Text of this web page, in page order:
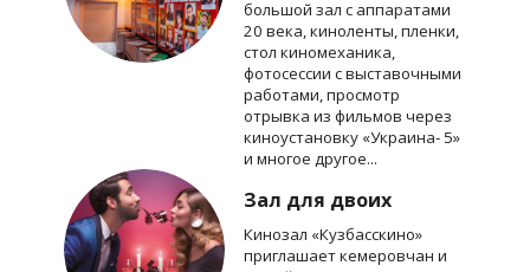
большой зал с аппаратами
20 века, киноленты, пленки,
стол киномеханика,
фотосессии с выставочными
работами, просмотр
отрывка из фильмов через
киноустановку «Украина- 5»
и многое другое...
Зал для двоих
Кинозал «Кузбасскино»
приглашает кемеровчан и